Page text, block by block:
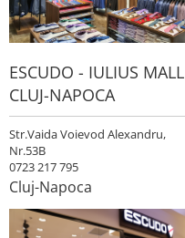
ESCUDO - IULIUS MALL
CLUJ-NAPOCA
Str.Vaida Voievod Alexandru,
Nr.53B
0723 217 795
Cluj-Napoca